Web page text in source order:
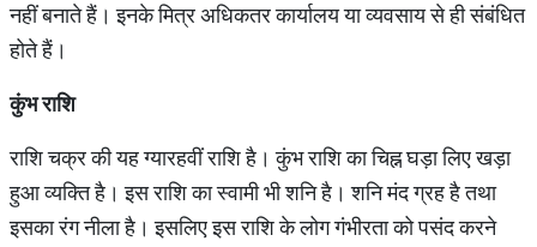
नहीं बनाते हैं। इनके मित्र अधिकतर कार्यालय या व्यवसाय से ही संबंधित
होते हैं।
कुंभराशि
राशि चक्र की यह ग्यारहवीं राशि है। कुंभ राशि का चिह्न घड़ा लिए खड़ा
हुआ व्यक्ति है। इस राशि का स्वामी भी शनि है। शनि मंद ग्रह है तथा
इसका रंग नीला है। इसलिए इस राशि के लोग गंभीरता को पसंद करने